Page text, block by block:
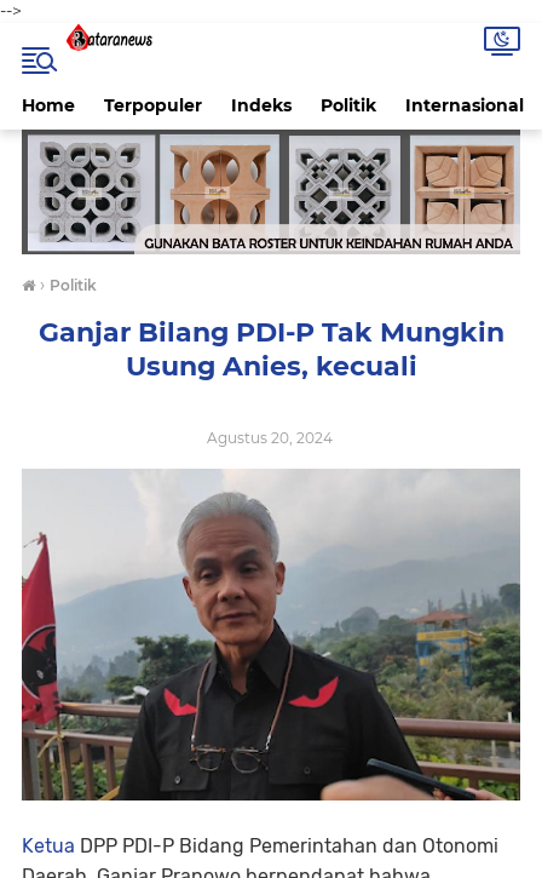
-->
Home Terpopuler Indeks Politik Internasional
› Politik
Ganjar Bilang PDI-P Tak Mungkin
Usung Anies, kecuali
Agustus 20, 2024
Ketua DPP PDI-P Bidang Pemerintahan dan Otonomi